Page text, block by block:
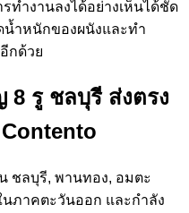
ทำงานลงได้อย่างเห็นได้ชัด
น้ำหนักของผนังและทำ
กด้วย
8 รู ชลบุรี ส่งตรง
ชลบุรี, พานทอง, อมตะ
ภาคตะวันออก และกำลัง